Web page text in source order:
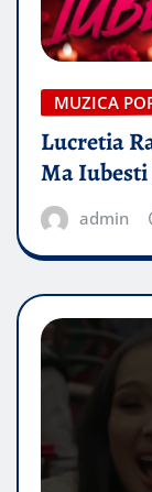
MUZICA
Lucretia
Ma
admin